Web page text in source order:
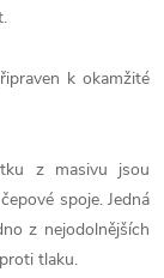
k okamžité
z masivu jsou
spoje. Jedná
z nejodolnějších
tlaku.